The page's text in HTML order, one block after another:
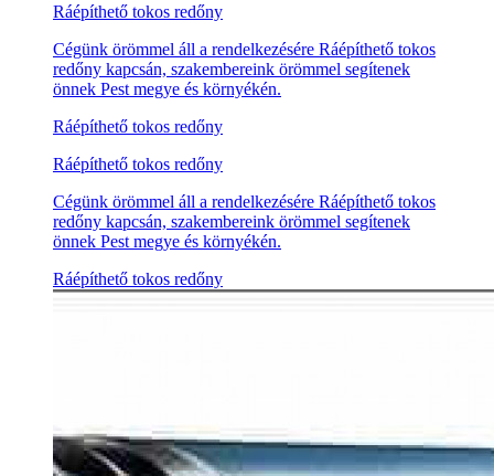
Ráépíthető tokos redőny
Cégünk örömmel áll a rendelkezésére Ráépíthető tokos
redőny kapcsán, szakembereink örömmel segítenek
önnek Pest megye és környékén.
Ráépíthető tokos redőny
Ráépíthető tokos redőny
Cégünk örömmel áll a rendelkezésére Ráépíthető tokos
redőny kapcsán, szakembereink örömmel segítenek
önnek Pest megye és környékén.
Ráépíthető tokos redőny